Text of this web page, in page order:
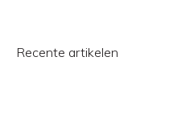
Recente artikelen